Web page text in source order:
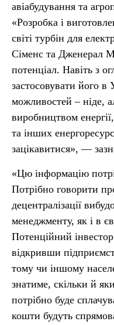
авіабудування та
«Розробка і
світі турбін для
Сіменс та Дженерал
потенціал. Навіть з
застосовувати його в
можливостей – ніде,
виробництвом
та інших
зацікавитися», —
«Цю інформацію
Потрібно говорити
децентралізації
менеджменту, як і в
Потенційний
відкривши
тому чи іншому
знатиме, скільки й
потрібно буде
кошти будуть